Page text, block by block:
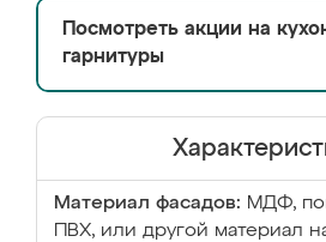
Посмотреть акции на
гарнитуры
Материал фасадов: МДФ,
ПВХ, или другой материал